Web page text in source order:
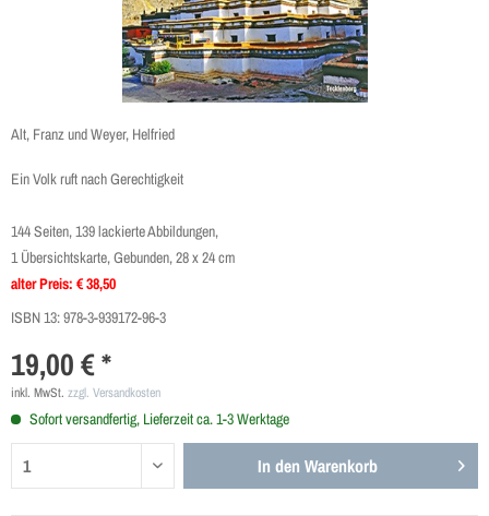
Alt, Franz und Weyer, Helfried
Ein Volk ruft nach Gerechtigkeit
144 Seiten, 139 lackierte Abbildungen,
1 Übersichtskarte, Gebunden, 28 x 24 cm
alter Preis: € 38,50
ISBN 13:978-3-939172-96-3
19,00 € *
inkl. MwSt. zzgl. Versandkosten
Sofort versandfertig, Lieferzeit ca. 1-3 Werktage
In den Warenkorb